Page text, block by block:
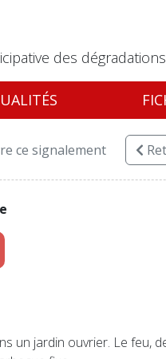
des
ce signalement
un jardin ouvrier. Le feu,